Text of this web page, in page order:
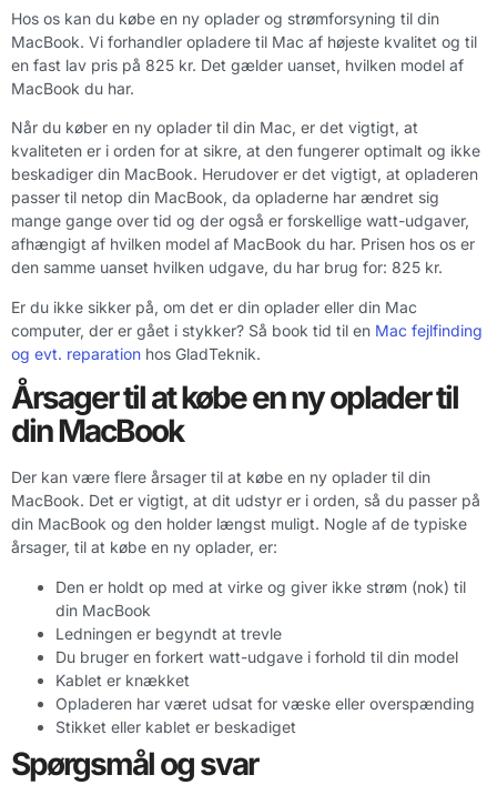
Hos os kan du købe en ny oplader og strømforsyning til din
MacBook. Vi forhandler opladere til Mac af højeste kvalitet og til
en fast lav pris på 825 kr. Det gælder uanset, hvilken model af
MacBook du har.
Når du køber en ny oplader til din Mac, er det vigtigt, at
kvaliteten er i orden for at sikre, at den fungerer optimalt og ikke
beskadiger din MacBook. Herudover er det vigtigt, at opladeren
passer til netop din MacBook, da opladerne har ændret sig
mange gange over tid og der også er forskellige watt-udgaver,
afhængigt af hvilken model af MacBook du har. Prisen hos os er
den samme uanset hvilken udgave, du har brug for: 825 kr.
Er du ikke sikker på, om det er din oplader eller din Mac
computer, der er gået i stykker? Så book tid til en Mac fejlfinding
og evt. reparation hos GladTeknik.
Årsager til at købe en ny oplader til
din MacBook
Der kan være flere årsager til at købe en ny oplader til din
MacBook. Det er vigtigt, at dit udstyr er i orden, så du passer på
din MacBook og den holder længst muligt. Nogle af de typiske
årsager, til at købe en ny oplader, er:
Den er holdt op med at virke og giver ikke strøm (nok) til
din MacBook
Ledningen er begyndt at trevle
Du bruger en forkert watt-udgave i forhold til din model
Kablet er knækket
Opladeren har været udsat for væske eller overspænding
Stikket eller kablet er beskadiget
Spørgsmål og svar